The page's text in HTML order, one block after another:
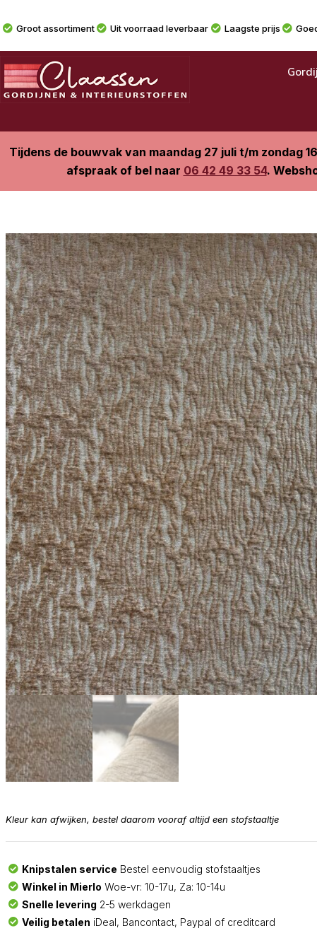
Groot assortiment Uit voorraad leverbaar Laagste prijs
Tijdens de bouwvak van maandag 27 juli t/m zondag
afspraak of bel naar 06 42 49 33 54.
Kleur kan afwijken, bestel daarom vooraf altijd een stofstaaltje
Knipstalen service Bestel eenvoudig stofstaaltjes
Winkel in Mierlo Woe-vr: 10-17u, Za: 10-14u
Snelle levering 2-5 werkdagen
Veilig betalen iDeal, Bancontact, Paypal of creditcard